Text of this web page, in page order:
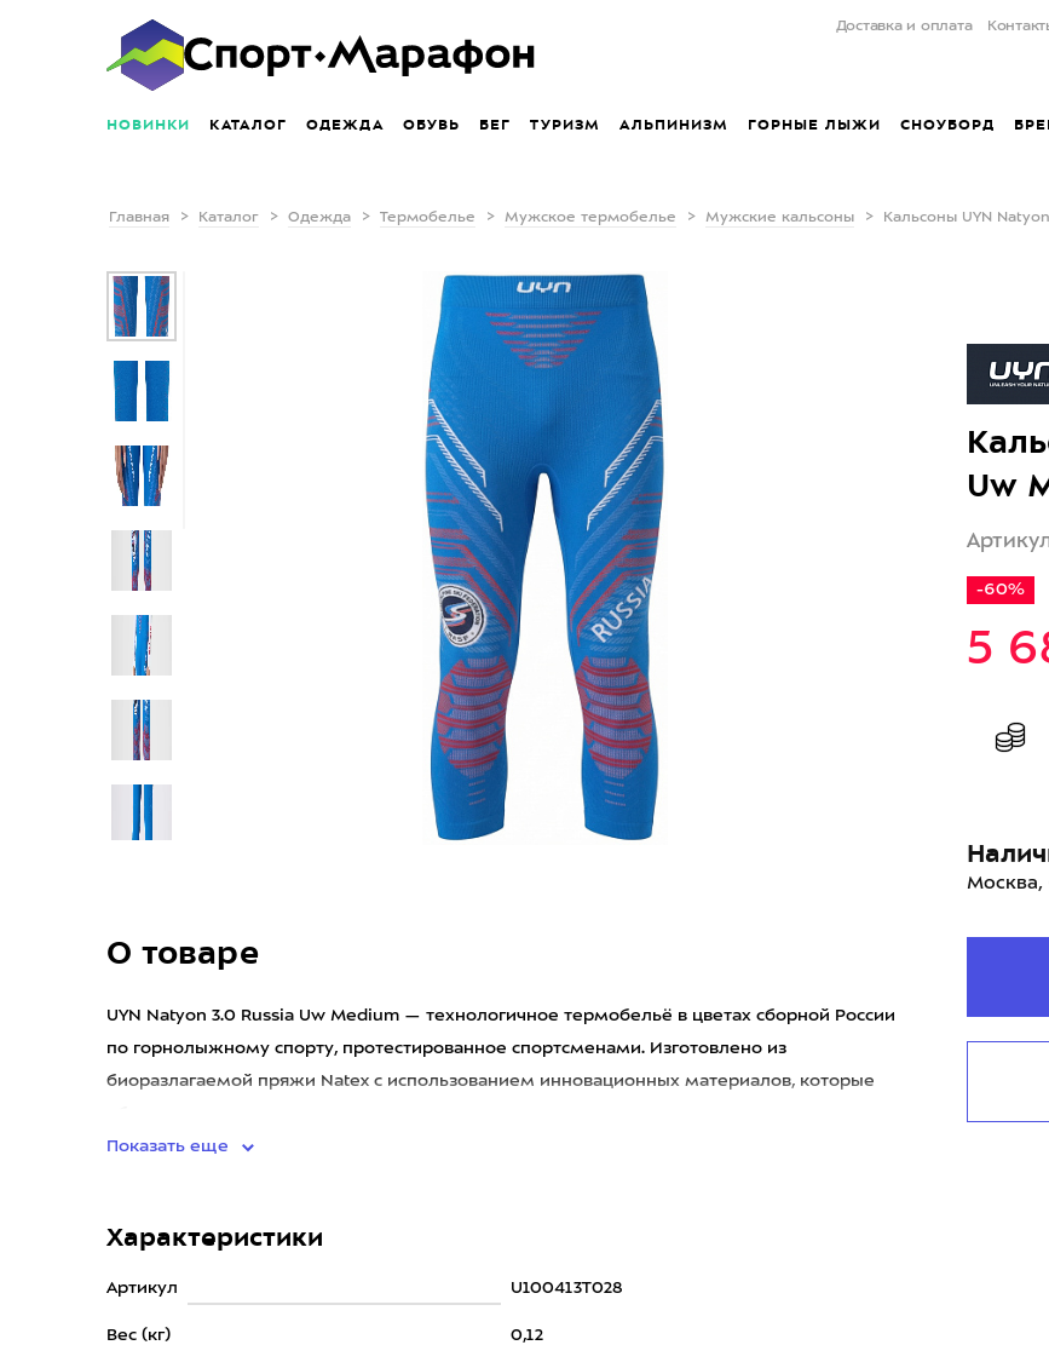
Доставка и оплата
НОВИНКИ КАТАЛОГ ОДЕЖДА ОБУВЬ БЕГ ТУРИЗМ АЛЬПИНИЗМ ГОРНЫЕ ЛЫЖИ СНОУБОРД
Главная Каталог Одежда Термобелье Мужское термобелье Мужские кальсоны Кальсоны UYN
О товаре
UYN Natyon 3.0 Russia Uw Medium — технологичное термобельё в цветах сборной России
по горнолыжному спорту, протестированное спортсменами. Изготовлено из
биоразлагаемой пряжи Natex с использованием инновационных материалов, которые
Показать еще
Характеристики
Артикул U100413T028
Вес (кг) 0,12
Uw
-60%
5
Москва,